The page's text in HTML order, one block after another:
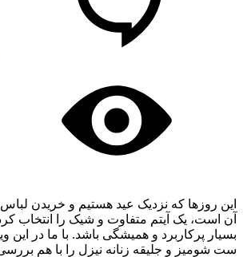
این روزها که نزدیک عید هستیم و خریدن
آن است، یک آیتم متفاوت و شیک را انتخاب
بسیار پرکاربرد و همیشگی باشد. با ما در این
ست شومیز و جلیقه زنانه نیزل را با هم